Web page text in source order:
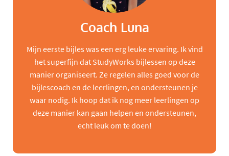
Coach Luna
Mijn eerste bijles was een erg leuke ervaring. Ik vind
het superfijn dat StudyWorks bijlessen op deze
manier organiseert. Ze regelen alles goed voor de
bijlescoach en de leerlingen, en ondersteunen je
waar nodig. Ik hoop dat ik nog meer leerlingen op
deze manier kan gaan helpen en ondersteunen,
echt leuk om te doen!